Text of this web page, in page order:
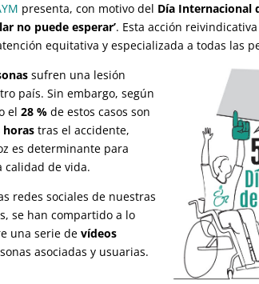
presenta, con motivo del Día Internacional
no puede esperar’. Esta acción
equitativa y especializada a todas las
sufren una lesión
país. Sin embargo, según
el28 % de estos casos son
horas tras el accidente,
es determinante para
calidad de vida.
redes sociales de nuestras
se han compartido a lo
una serie devídeos
asociadas y usuarias.